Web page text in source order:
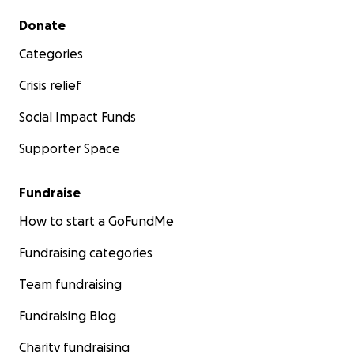
Secondary menu
Donate
Categories
Crisis relief
Social Impact Funds
Supporter Space
Fundraise
How to start a GoFundMe
Fundraising categories
Team fundraising
Fundraising Blog
Charity fundraising